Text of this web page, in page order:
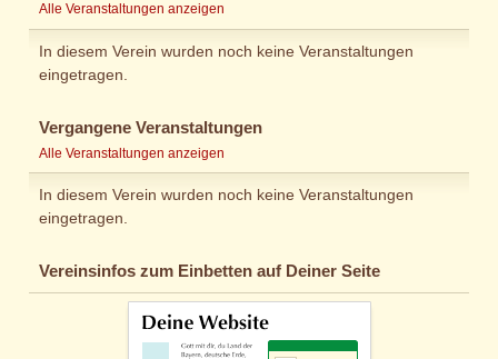
Alle Veranstaltungen anzeigen
In diesem Verein wurden noch keine Veranstaltungen
eingetragen.
Vergangene Veranstaltungen
Alle Veranstaltungen anzeigen
In diesem Verein wurden noch keine Veranstaltungen
eingetragen.
Vereinsinfos zum Einbetten auf Deiner Seite